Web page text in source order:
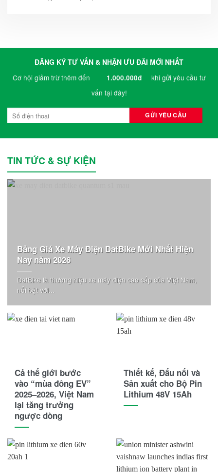
ĐĂNG KÝ TƯ VẤN & NHẬN ƯU ĐÃI MỚI NHẤT
Cơ hội giảm trừ thêm đến
1.000.000đ
khi gửi yêu cầu tư
vấn tại đây!
TIN TỨC & SỰ KIỆN
Bảng Giá Xe Máy Điện DatBike Mới Nhất Hiện
Nay năm 2026
DatBike là thương hiệu xe máy điện cao cấp của Việt Nam,
nổi bật với...
Cả thế giới bước
vào “mùa đông EV”
2025–2026, Việt Nam
lại tăng trưởng
ngược dòng
Thiết kế, Đấu nối và
Sản xuất cho Bộ Pin
Lithium 48V 15Ah